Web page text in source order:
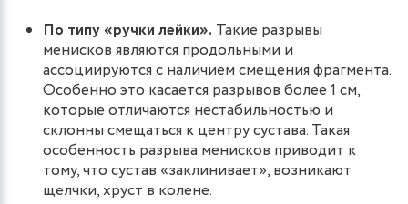
По типу «ручки лейки». Такие разрывы
менисков являются продольными и
ассоциируются с наличием смещения фрагмента.
Особенно это касается разрывов более 1 см,
которые отличаются нестабильностью и
склонны смещаться к центру сустава. Такая
особенность разрыва менисков приводит к
тому, что сустав «заклинивает», возникают
щелчки, хруст в колене.